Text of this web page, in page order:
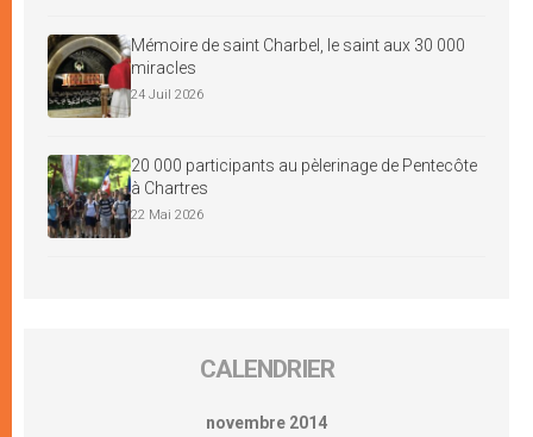
Mémoire de saint Charbel, le saint aux 30 000
miracles
24 Juil 2026
20 000 participants au pèlerinage de Pentecôte
à Chartres
22 Mai 2026
CALENDRIER
novembre 2014